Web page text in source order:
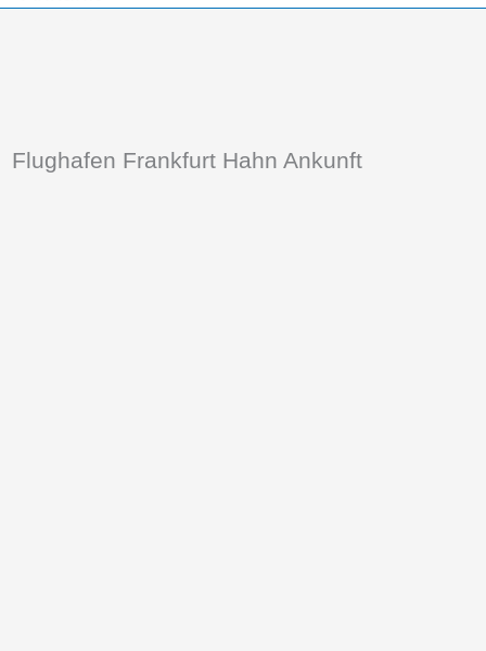
Flughafen Frankfurt Hahn Ankunft